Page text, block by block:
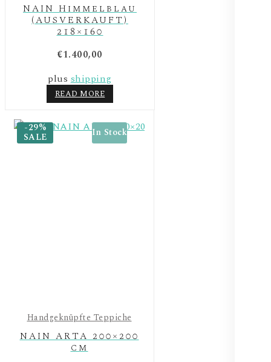
NAIN Himmelblau
(AUSVERKAUFT)
218×160
€1.400,00
plusshipping
READ MORE
Handgeknüpfte Teppiche
-29%
SALE In Stock
NAIN ARTA 200×200
cm